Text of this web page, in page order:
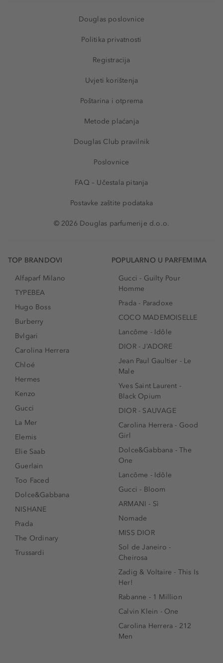
Douglas poslovnice
Politika privatnosti
Registracija
Uvjeti korištenja
Poštarina i otprema
Metode plaćanja
Douglas Club pravilnik
Poslovnice
FAQ – Učestala pitanja
Postavke zaštite podataka
© 2026 Douglas parfumerije d.o.o.
TOP BRANDOVI
Alfaparf Milano
TYPEBEA
Hugo Boss
Burberry
Bvlgari
Carolina Herrera
Chloé
Hermes
Kenzo
Gucci
La Mer
Elemis
Elie Saab
Guerlain
Too Faced
Dolce&Gabbana
NISHANE
Prada
The Ordinary
Trussardi
POPULARNO U PARFEMIMA
Gucci - Guilty Pour
Homme
Prada - Paradoxe
COCO MADEMOISELLE
Lancôme - Idôle
DIOR - J’ADORE
Jean Paul Gaultier - Le
Male
Yves Saint Laurent -
Black Opium
DIOR - SAUVAGE
Carolina Herrera - Good
Girl
Dolce&Gabbana - The
One
Lancôme - Idôle
Gucci - Bloom
ARMANI - Sì
Nomade
MISS DIOR
Sol de Janeiro -
Cheirosa
Zadig & Voltaire - This Is
Her!
Rabanne - 1 Million
Calvin Klein - One
Carolina Herrera - 212
Men